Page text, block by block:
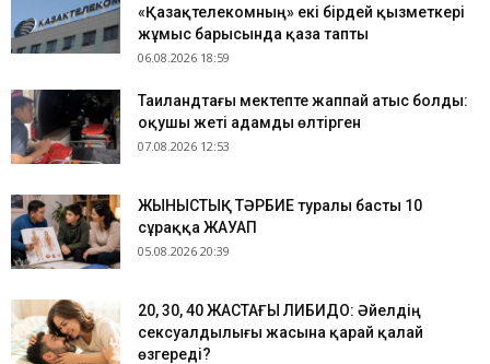
«Қазақтелекомның» екі бірдей қызметкері
жұмыс барысында қаза тапты
06.08.2026 18:59
Таиландтағы мектепте жаппай атыс болды:
оқушы жеті адамды өлтірген
07.08.2026 12:53
ЖЫНЫСТЫҚ ТӘРБИЕ туралы басты 10
сұраққа ЖАУАП
05.08.2026 20:39
​20, 30, 40 ЖАСТАҒЫ ЛИБИДО: Әйелдің
сексуалдылығы жасына қарай қалай
өзгереді?